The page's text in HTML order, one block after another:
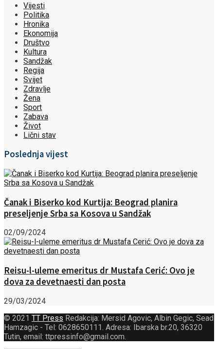
Vijesti
Politika
Hronika
Ekonomija
Društvo
Kultura
Sandžak
Regija
Svijet
Zdravlje
Žena
Sport
Zabava
Život
Lični stav
Poslednja vijest
Čanak i Biserko kod Kurtija: Beograd planira
preseljenje Srba sa Kosova u Sandžak
02/09/2024
Reisu-l-uleme emeritus dr Mustafa Cerić: Ovo je
dova za devetnaesti dan posta
29/03/2024
© 2021 TT Press Redakcija: Mersid Agovic, Albin Gegic, Sead
Hamzagic - Tel: 0628650111. Adresa: Ibarska br.20, 36320
Tutin, email: ttpressinfo@gmail.com.